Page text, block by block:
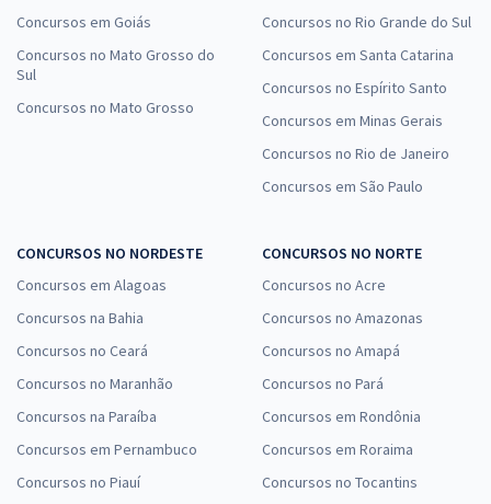
Concursos em Goiás
Concursos no Mato Grosso do
Sul
Concursos no Mato Grosso
Concursos no Rio Grande do Sul
Concursos em Santa Catarina
Concursos no Espírito Santo
Concursos em Minas Gerais
Concursos no Rio de Janeiro
Concursos em São Paulo
CONCURSOS NO NORDESTE
Concursos em Alagoas
Concursos na Bahia
Concursos no Ceará
Concursos no Maranhão
Concursos na Paraíba
Concursos em Pernambuco
Concursos no Piauí
CONCURSOS NO NORTE
Concursos no Acre
Concursos no Amazonas
Concursos no Amapá
Concursos no Pará
Concursos em Rondônia
Concursos em Roraima
Concursos no Tocantins